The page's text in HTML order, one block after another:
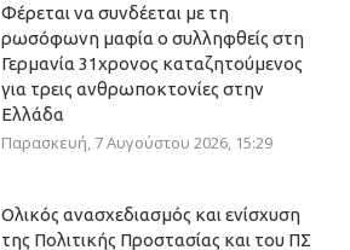
Φέρεται να συνδέεται με τη
ρωσόφωνη μαφία ο συλληφθείς στη
Γερμανία 31χρονος καταζητούμενος
για τρεις ανθρωποκτονίες στην
Ελλάδα
Παρασκευή, 7 Αυγούστου 2026, 15:29
Ολικός ανασχεδιασμός και ενίσχυση
της Πολιτικής Προστασίας και του ΠΣ